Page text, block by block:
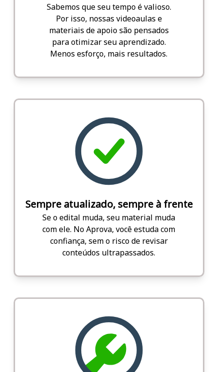
Sabemos que seu tempo é valioso.
Por isso, nossas videoaulas e
materiais de apoio são pensados
para otimizar seu aprendizado.
Menos esforço, mais resultados.
Sempre atualizado, sempre à frente
Se o edital muda, seu material muda
com ele. No Aprova, você estuda com
confiança, sem o risco de revisar
conteúdos ultrapassados.